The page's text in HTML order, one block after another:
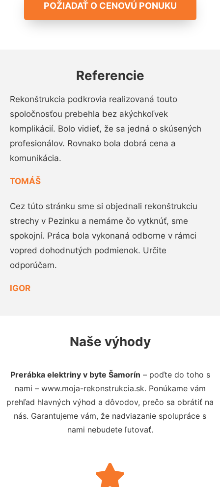
POŽIADAŤ O CENOVÚ PONUKU
Referencie
Rekonštrukcia podkrovia realizovaná touto
spoločnosťou prebehla bez akýchkoľvek
komplikácií. Bolo vidieť, že sa jedná o skúsených
profesionálov. Rovnako bola dobrá cena a
komunikácia.
TOMÁŠ
Cez túto stránku sme si objednali rekonštrukciu
strechy v Pezinku a nemáme čo vytknúť, sme
spokojní. Práca bola vykonaná odborne v rámci
vopred dohodnutých podmienok. Určite
odporúčam.
IGOR
Naše výhody
Prerábka elektriny v byte Šamorín – poďte do toho s
nami – www.moja-rekonstrukcia.sk. Ponúkame vám
prehľad hlavných výhod a dôvodov, prečo sa obrátiť na
nás. Garantujeme vám, že nadviazanie spolupráce s
nami nebudete ľutovať.